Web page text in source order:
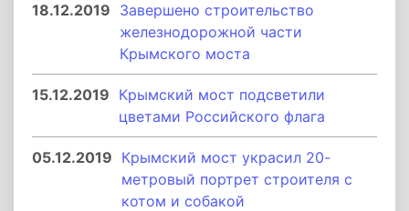
18.12.2019 Завершено строительство
железнодорожной части
Крымского моста
15.12.2019 Крымский мост подсветили
цветами Российского флага
05.12.2019 Крымский мост украсил 20-
метровый портрет строителя с
котом и собакой